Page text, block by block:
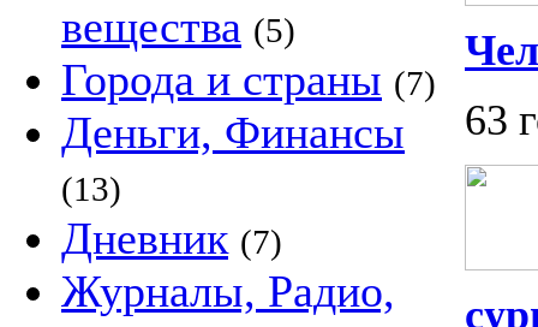
вещества (5)
Города и страны (7)
Деньги, Финансы
(13)
Дневник (7)
Журналы, Радио,
Чел
63